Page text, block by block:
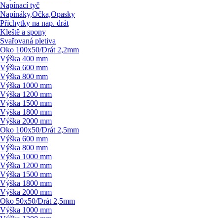
Napínací tyč
Napínáky,Očka,Opasky
Příchytky na nap. drát
Kleště a spony
Svařovaná pletiva
Oko 100x50/Drát 2,2mm
Výška 400 mm
Výška 600 mm
Výška 800 mm
Výška 1000 mm
Výška 1200 mm
Výška 1500 mm
Výška 1800 mm
Výška 2000 mm
Oko 100x50/Drát 2,5mm
Výška 600 mm
Výška 800 mm
Výška 1000 mm
Výška 1200 mm
Výška 1500 mm
Výška 1800 mm
Výška 2000 mm
Oko 50x50/Drát 2,5mm
Výška 1000 mm